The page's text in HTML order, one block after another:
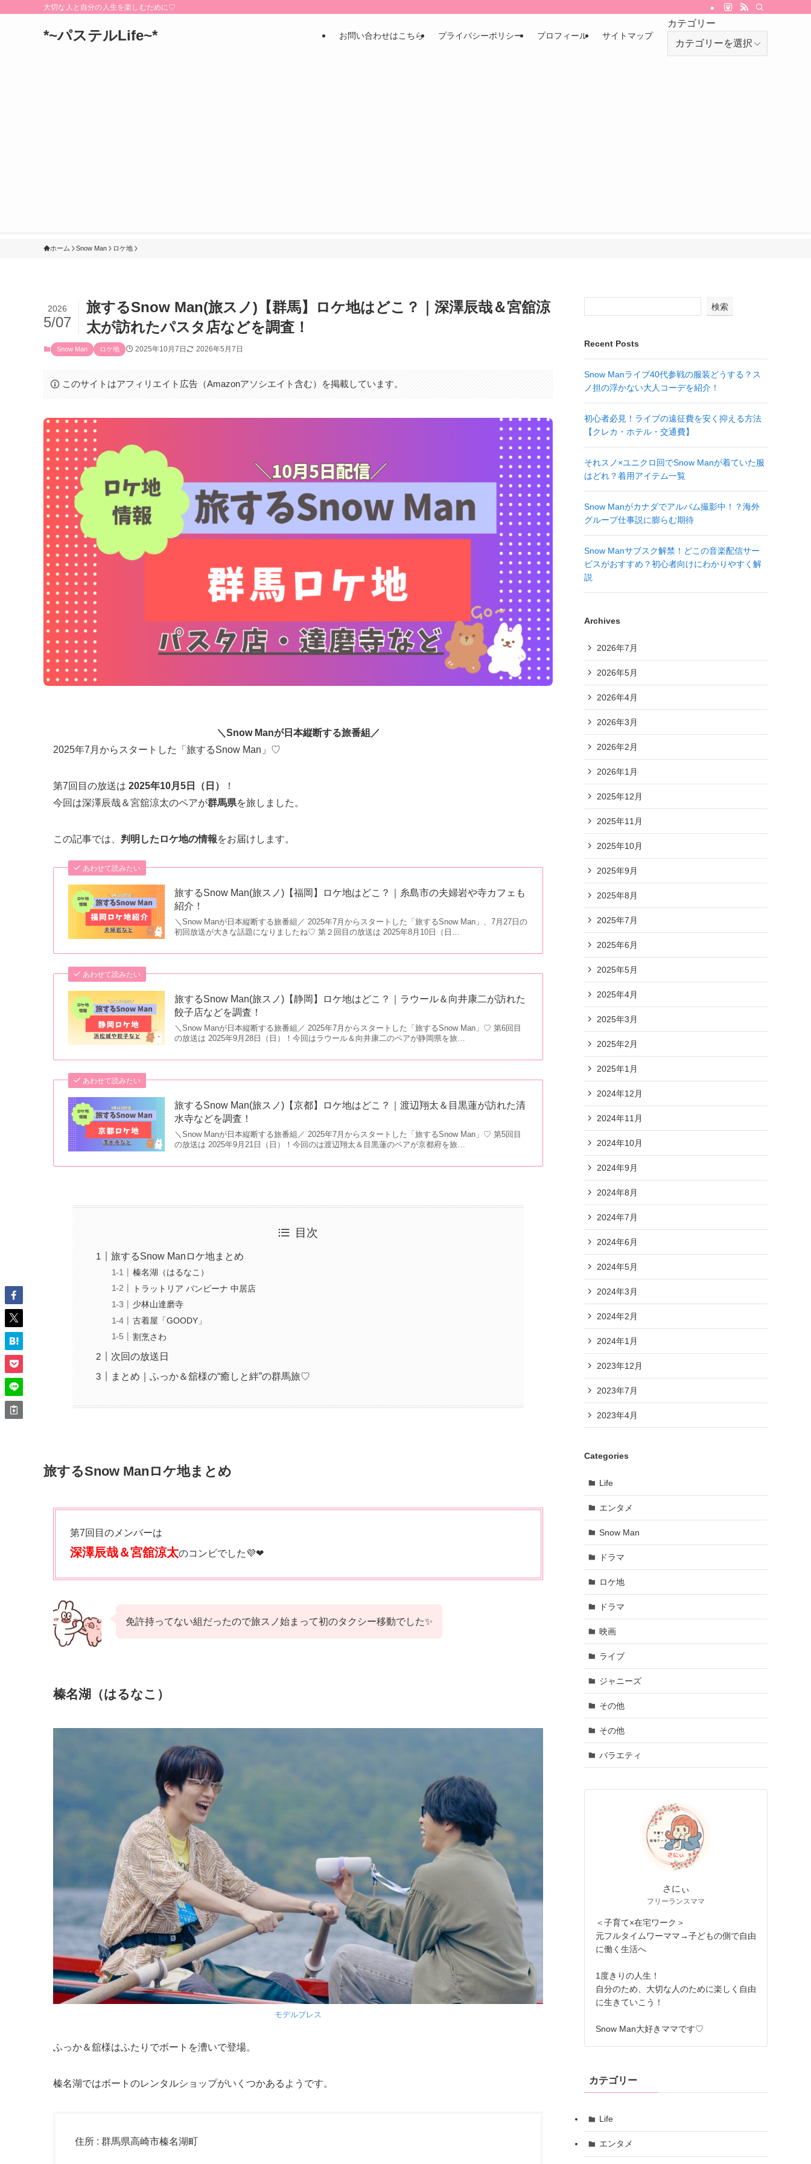
大切な人と自分の人生を楽しむために♡
*~パステルLife~* お問い合わせはこちら プライバシーポリシー プロフィール サイトマップ
カテゴリー
ホーム Snow Man ロケ地
旅するSnow Man(旅スノ)【群馬】ロケ地はどこ？｜深澤辰哉＆宮舘涼
太が訪れたパスタ店などを調査！
2026
5/07
Snow Man ロケ地 2025年10月7日 2026年5月7日
このサイトはアフィリエイト広告（Amazonアソシエイト含む）を掲載しています。
＼Snow Manが日本縦断する旅番組／
2025年7月からスタートした「旅するSnow Man」♡
第7回目の放送は 2025年10月5日（日）
！
今回は深澤辰哉＆宮舘涼太のペアが群馬県を旅しました。
この記事では、 判明したロケ地の情報をお届けします。
あわせて読みたい
旅するSnow Man(旅スノ)【福岡】ロケ地はどこ？｜糸島市の夫婦岩や寺カフェも
紹介！
＼Snow Manが日本縦断する旅番組／ 2025年7月からスタートした「旅するSnow Man」、7月27日の
初回放送が大きな話題になりましたね♡ 第２回目の放送は 2025年8月10日（日…
あわせて読みたい
旅するSnow Man(旅スノ)【静岡】ロケ地はどこ？｜ラウール＆向井康二が訪れた
餃子店などを調査！
＼Snow Manが日本縦断する旅番組／ 2025年7月からスタートした「旅するSnow Man」♡ 第6回目
の放送は 2025年9月28日（日）！今回はラウール＆向井康二のペアが静岡県を旅…
あわせて読みたい
旅するSnow Man(旅スノ)【京都】ロケ地はどこ？｜渡辺翔太＆目黒蓮が訪れた清
水寺などを調査！
＼Snow Manが日本縦断する旅番組／ 2025年7月からスタートした「旅するSnow Man」♡ 第5回目
の放送は 2025年9月21日（日）！今回のは渡辺翔太＆目黒蓮のペアが京都府を旅…
目次
旅するSnow Manロケ地まとめ
榛名湖（はるなこ）
トラットリア バンビーナ 中居店
少林山達磨寺
古着屋「GOODY」
割烹さわ
次回の放送日
まとめ｜ふっか＆舘様の“癒しと絆”の群馬旅♡
旅するSnow Manロケ地まとめ
第7回目のメンバーは
深澤辰哉＆宮舘涼太のコンビでした💜❤
免許持ってない組だったので旅スノ始まって初のタクシー移動でした✨
榛名湖（はるなこ）
モデルプレス
ふっか＆舘様はふたりでボートを漕いで登場。
榛名湖ではボートのレンタルショップがいくつかあるようです。
住所 : 群馬県高崎市榛名湖町
検索
Recent Posts
Snow Manライブ40代参戦の服装どうする？ス
ノ担の浮かない大人コーデを紹介！
初心者必見！ライブの遠征費を安く抑える方法
【クレカ・ホテル・交通費】
それスノ×ユニクロ回でSnow Manが着ていた服
はどれ？着用アイテム一覧
Snow Manがカナダでアルバム撮影中！？海外
グループ仕事説に膨らむ期待
Snow Manサブスク解禁！どこの音楽配信サー
ビスがおすすめ？初心者向けにわかりやすく解
説
Archives
2026年7月
2026年5月
2026年4月
2026年3月
2026年2月
2026年1月
2025年12月
2025年11月
2025年10月
2025年9月
2025年8月
2025年7月
2025年6月
2025年5月
2025年4月
2025年3月
2025年2月
2025年1月
2024年12月
2024年11月
2024年10月
2024年9月
2024年8月
2024年7月
2024年6月
2024年5月
2024年3月
2024年2月
2024年1月
2023年12月
2023年7月
2023年4月
Categories
Life
エンタメ
Snow Man
ドラマ
ロケ地
ドラマ
映画
ライブ
ジャニーズ
その他
その他
バラエティ
さにぃ
フリーランスママ
＜子育て×在宅ワーク＞
元フルタイムワーママ→子どもの側で自由
に働く生活へ
1度きりの人生！
自分のため、大切な人のために楽しく自由
に生きていこう！
Snow Man大好きママです♡
カテゴリー
Life
エンタメ